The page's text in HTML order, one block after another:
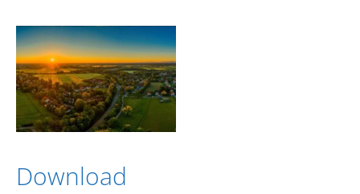
Download